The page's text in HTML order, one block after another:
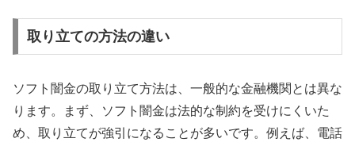
取り立ての方法の違い
ソフト闇金の取り立て方法は、一般的な金融機関とは異な
ります。まず、ソフト闇金は法的な制約を受けにくいた
め、取り立てが強引になることが多いです。例えば、電話